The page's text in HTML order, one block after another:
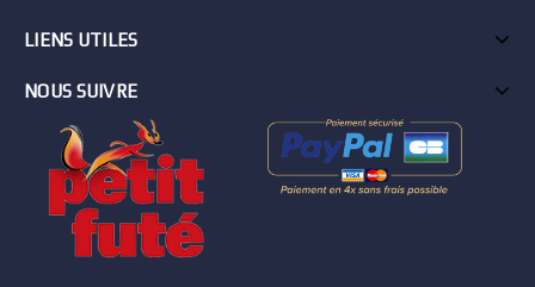
LIENS UTILES
NOUS SUIVRE